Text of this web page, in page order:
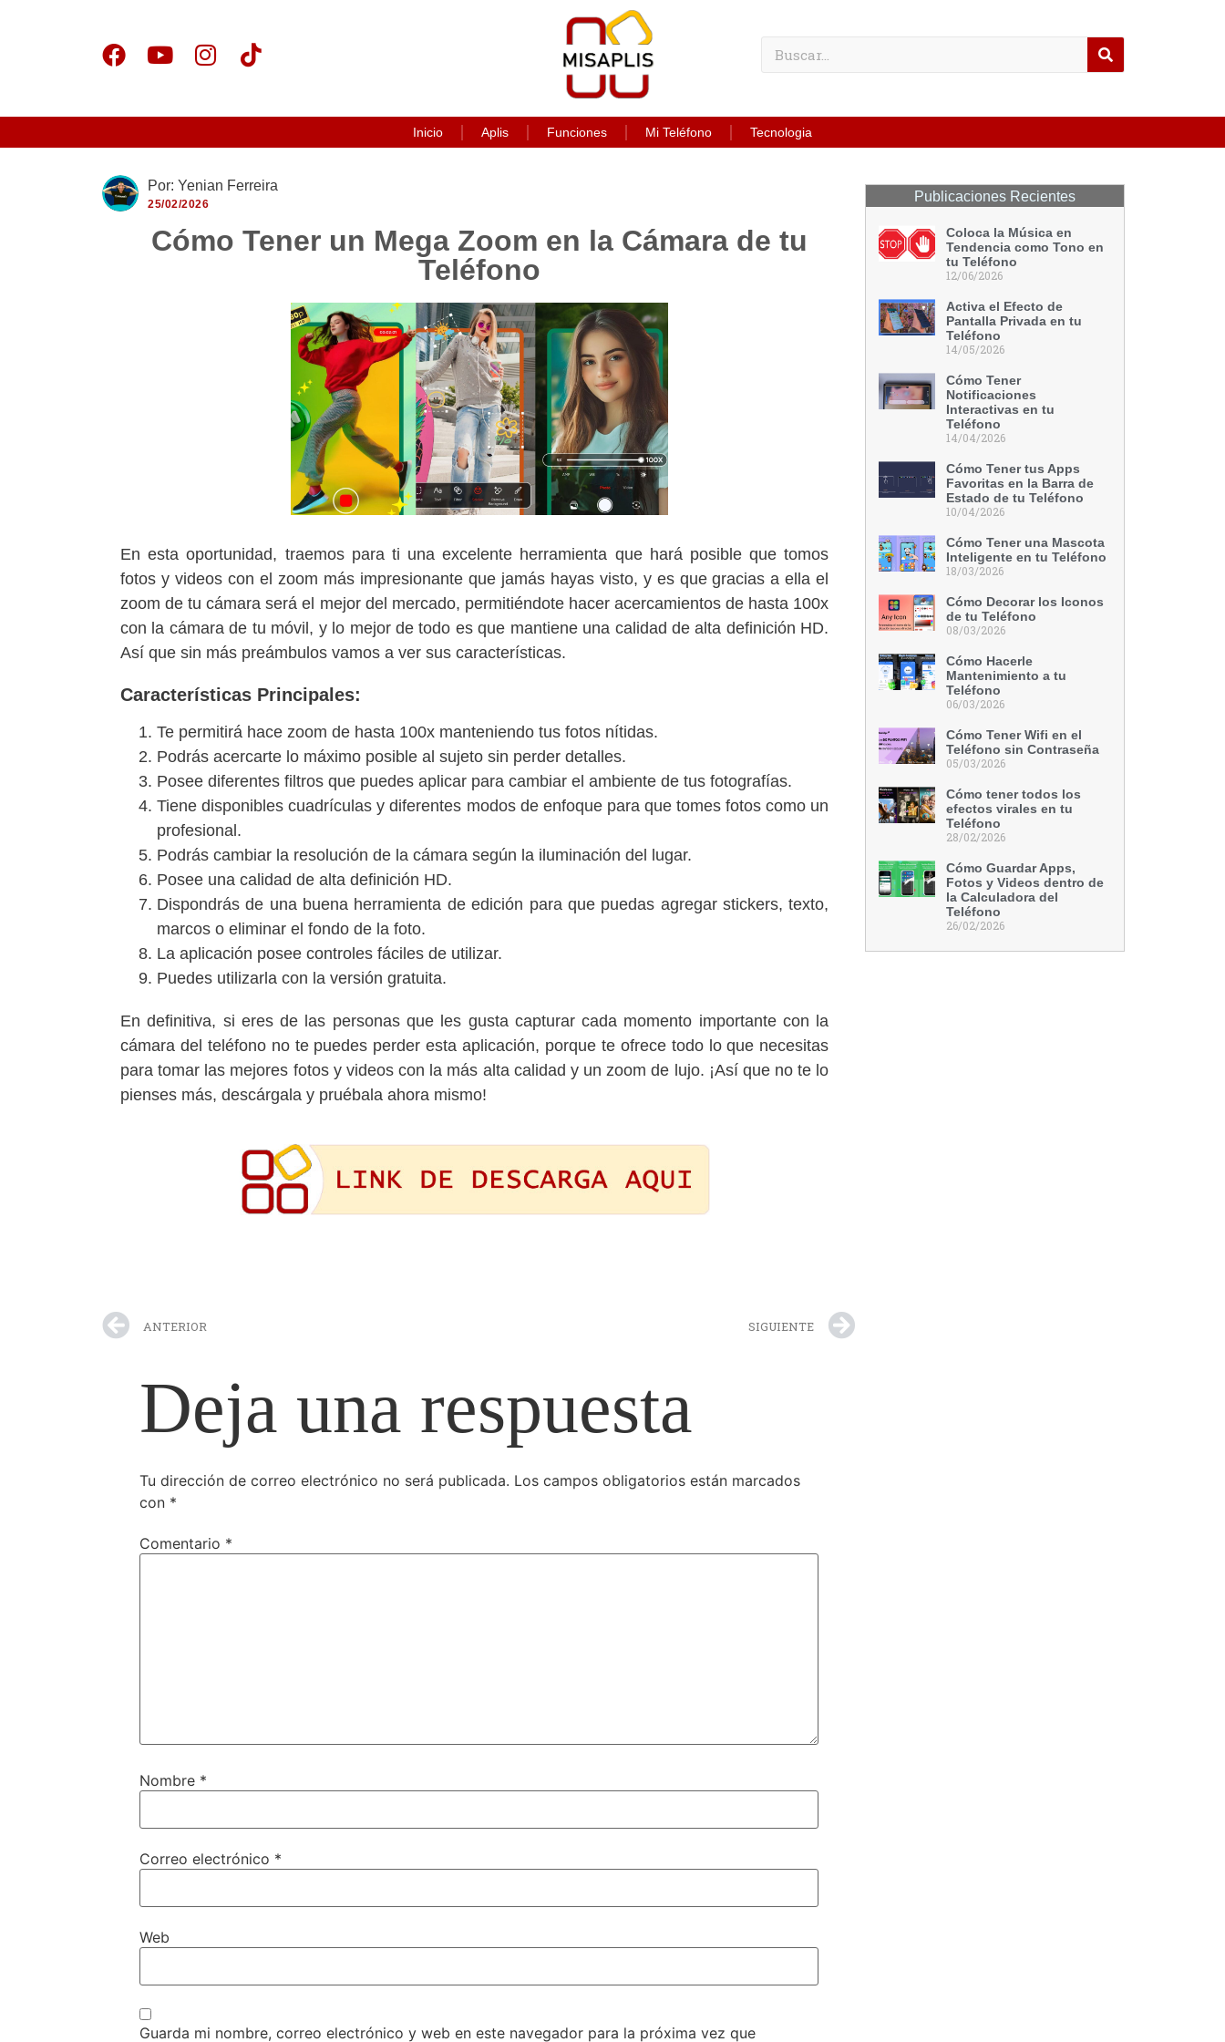
Inicio Aplis Funciones Mi Teléfono Tecnologia
Por: Yenian Ferreira
25/02/2026
Cómo Tener un Mega Zoom en la Cámara de tu
Teléfono
En esta oportunidad, traemos para ti una excelente herramienta que hará posible que tomos
fotos y videos con el zoom más impresionante que jamás hayas visto, y es que gracias a ella el
zoom de tu cámara será el mejor del mercado, permitiéndote hacer acercamientos de hasta 100x
con la cámara de tu móvil, y lo mejor de todo es que mantiene una calidad de alta definición HD.
Así que sin más preámbulos vamos a ver sus características.
Características Principales:
Te permitirá hace zoom de hasta 100x manteniendo tus fotos nítidas.
Podrás acercarte lo máximo posible al sujeto sin perder detalles.
Posee diferentes filtros que puedes aplicar para cambiar el ambiente de tus fotografías.
Tiene disponibles cuadrículas y diferentes modos de enfoque para que tomes fotos como un
profesional.
Podrás cambiar la resolución de la cámara según la iluminación del lugar.
Posee una calidad de alta definición HD.
Dispondrás de una buena herramienta de edición para que puedas agregar stickers, texto,
marcos o eliminar el fondo de la foto.
La aplicación posee controles fáciles de utilizar.
Puedes utilizarla con la versión gratuita.
En definitiva, si eres de las personas que les gusta capturar cada momento importante con la
cámara del teléfono no te puedes perder esta aplicación, porque te ofrece todo lo que necesitas
para tomar las mejores fotos y videos con la más alta calidad y un zoom de lujo. ¡Así que no te lo
pienses más, descárgala y pruébala ahora mismo!
ANTERIOR SIGUIENTE
Deja una respuesta
Tu dirección de correo electrónico no será publicada. Los campos obligatorios están marcados
con *
Comentario *
Nombre *
Correo electrónico *
Web
Guarda mi nombre, correo electrónico y web en este navegador para la próxima vez que
Publicaciones Recientes
Coloca la Música en
Tendencia como Tono en
tu Teléfono
12/06/2026
Activa el Efecto de
Pantalla Privada en tu
Teléfono
14/05/2026
Cómo Tener
Notificaciones
Interactivas en tu
Teléfono
14/04/2026
Cómo Tener tus Apps
Favoritas en la Barra de
Estado de tu Teléfono
10/04/2026
Cómo Tener una Mascota
Inteligente en tu Teléfono
18/03/2026
Cómo Decorar los Iconos
de tu Teléfono
08/03/2026
Cómo Hacerle
Mantenimiento a tu
Teléfono
06/03/2026
Cómo Tener Wifi en el
Teléfono sin Contraseña
05/03/2026
Cómo tener todos los
efectos virales en tu
Teléfono
28/02/2026
Cómo Guardar Apps,
Fotos y Videos dentro de
la Calculadora del
Teléfono
26/02/2026